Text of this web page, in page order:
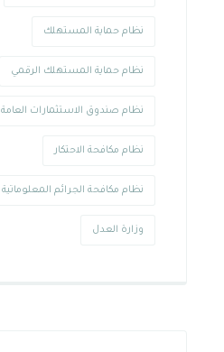
نظام حماية المستهلك
نظام حماية المستهلك الرقمي
نظام صندوق الاستثمارات العامة
نظام مكافحة الاحتكار
نظام مكافحة الجرائم المعلوماتية
وزارة العدل